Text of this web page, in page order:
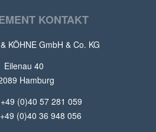
KONTAKT
KÖHNE GmbH & Co. KG
Eilenau 40
Hamburg
+49 (0)40 57 281 059
+49 (0)40 36 948 056